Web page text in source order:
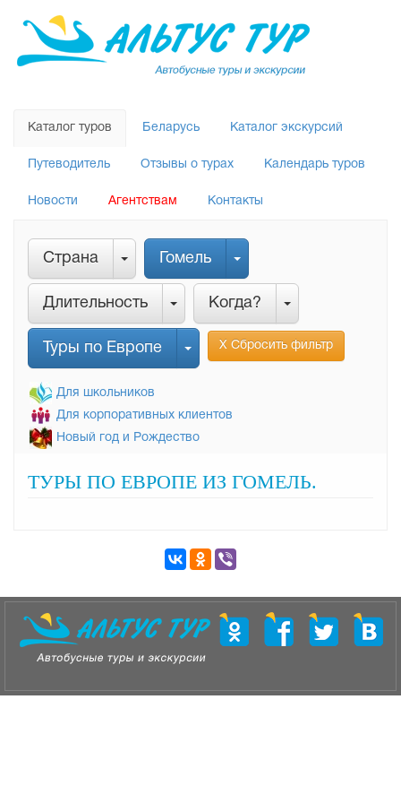
Каталог туров Беларусь Каталог экскурсий
Путеводитель Отзывы о турах Календарь туров
Новости Агентствам Контакты
Страна Гомель
Длительность Когда?
Туры по Европе Х Сбросить фильтр
Для школьников
Для корпоративных клиентов
Новый год и Рождество
ТУРЫ ПО ЕВРОПЕ ИЗ ГОМЕЛЬ.